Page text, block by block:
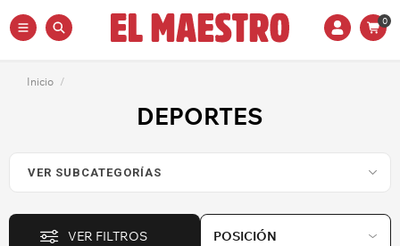
0
Inicio /
DEPORTES
VER FILTROS